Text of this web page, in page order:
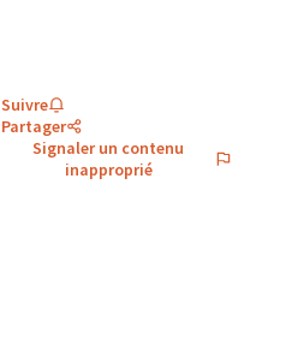
Suivre
Partager
Signaler un contenu
inapproprié